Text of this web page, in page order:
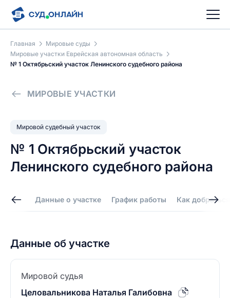
Главная
Мировые суды
Мировые участки Еврейская автономная область
№ 1 Октябрьский участок Ленинского судебного района
МИРОВЫЕ УЧАСТКИ
Мировой судебный участок
№ 1 Октябрьский участок
Ленинского судебного района
Данные о участке График работы Как добраться
Данные об участке
Мировой судья
Целовальникова Наталья Галибовна